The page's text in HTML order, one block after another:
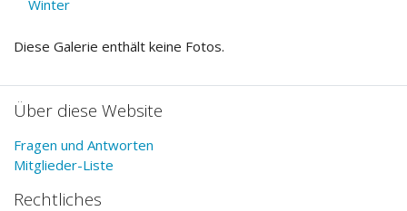
Winter
Diese Galerie enthält keine Fotos.
Über diese Website
Fragen und Antworten
Mitglieder-Liste
Rechtliches